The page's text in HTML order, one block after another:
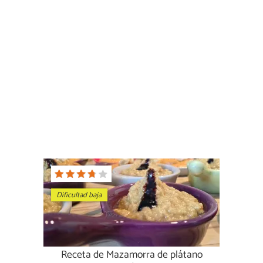
Dificultad baja
Receta de Mazamorra de plátano